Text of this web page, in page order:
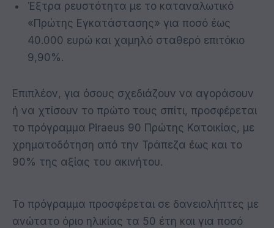
Έξτρα ρευστότητα με το καταναλωτικό
«Πρώτης Εγκατάστασης» για ποσό έως
40.000 ευρώ και χαμηλό σταθερό επιτόκιο
9,90%.
Επιπλέον, για όσους σχεδιάζουν να αγοράσουν
ή να χτίσουν το πρώτο τους σπίτι, προσφέρεται
το πρόγραμμα Piraeus 90 Πρώτης Κατοικίας, με
χρηματοδότηση από την Τράπεζα έως και το
90% της αξίας του ακινήτου.
Το πρόγραμμα προσφέρεται σε δανειολήπτες με
ανώτατο όριο ηλικίας τα 50 έτη και για ποσό